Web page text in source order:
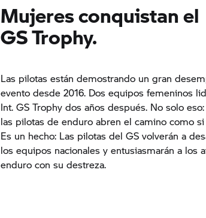
Mujeres conquistan el
GS Trophy.
Las pilotas están demostrando un gran
evento desde 2016. Dos equipos femeninos
Int.GS Trophy dos años después. No solo
las pilotas de enduro abren el camino como
Es un hecho: Las pilotas del GS volverán a
los equipos nacionales y entusiasmarán a los
enduro con su destreza.